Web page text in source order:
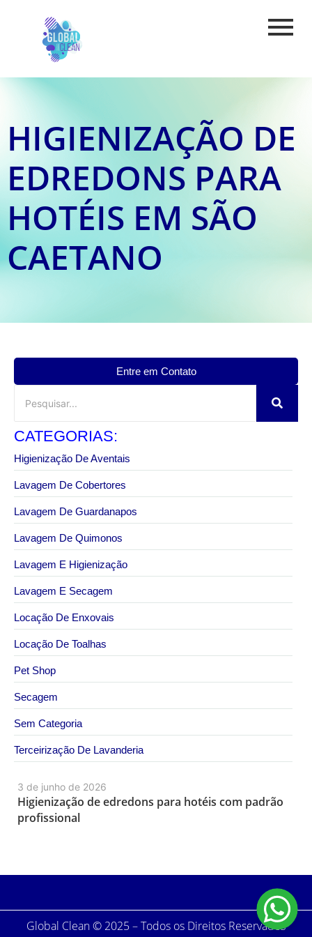
HIGIENIZAÇÃO DE
EDREDONS PARA
HOTÉIS EM SÃO
CAETANO
3 de junho de 2026
Higienização de edredons para hotéis com padrão
profissional
Entre em Contato
CATEGORIAS:
Higienização De Aventais
Lavagem De Cobertores
Lavagem De Guardanapos
Lavagem De Quimonos
Lavagem E Higienização
Lavagem E Secagem
Locação De Enxovais
Locação De Toalhas
Pet Shop
Secagem
Sem Categoria
Terceirização De Lavanderia
Global Clean © 2025 – Todos os Direitos Reservados